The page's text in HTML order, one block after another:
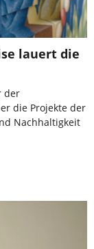
lauert die
der
die Projekte der
Nachhaltigkeit